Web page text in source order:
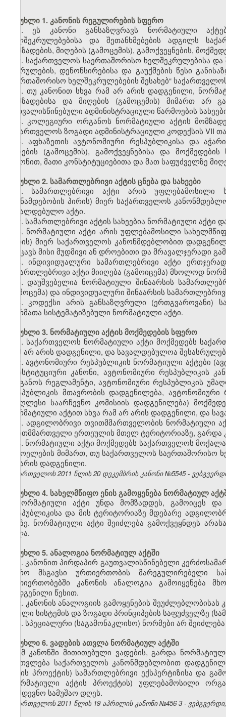
მუხლი 1. კანონის რეგულირების სფერო
1. ეს კანონი განსაზღვრავს ნორმატიული
ხელშეკრულებებისა და შეთანხმებების ადგილს
მომზადების, მიღების (გამოცემის), გამოქვეყნების,
2. საქართველოს საერთაშორისო ხელშეკრულებისა და
შესრულების, დენონსირებისა და გაუქმების წესი
საერთაშორისო ხელშეკრულებების შესახებ“
3. თუ კანონით სხვა რამ არ არის დადგენილი,
მომზადებისა და მიღების (გამოცემის) მიმართ არ
გათვალისწინებული ადმინისტრაციული წარმოების
4. კოლეგიური ორგანოს ნორმატიული აქტის
საქართველოს ზოგადი ადმინისტრაციული კოდექსის VII
5. აფხაზეთის ავტონომიური რესპუბლიკისა და
მიღების (გამოცემის), გამოქვეყნებისა და
კანონით, მათი კონსტიტუციებითა და მათ საფუძველზე
მუხლი 2. სამართლებრივი აქტის ცნება და სახეები
1. სამართლებრივი აქტი არის უფლებამოსილი
(თანამდებობის პირის) მიერ საქართველოს
სავალდებულო აქტი.
2. სამართლებრივი აქტის სახეებია ნორმატიული აქტი
3. ნორმატიული აქტი არის უფლებამოსილი
პირის) მიერ საქართველოს კანონმდებლობით
შეიცავს მისი მუდმივი ან დროებითი და მრავალჯერადი
4. ინდივიდუალური სამართლებრივი აქტი
სამართლებრივი აქტი მიიღება (გამოიცემა) მხოლოდ
5. დაუშვებელია ნორმატიული შინაარსის
(გამოცემა) და ინდივიდუალური შინაარსის
6. კოდექსი არის განსაზღვრული (ერთგვაროვანი)
ნორმათა სისტემატიზებული ნორმატიული აქტი.
მუხლი 3. ნორმატიული აქტის მოქმედების სფერო
1. საქართველოს ნორმატიული აქტი მოქმედებს
რამ არ არის დადგენილი, და სავალდებულოა
2. ავტონომიური რესპუბლიკის ნორმატიული აქტები
კონსტიტუციური კანონი, ავტონომიური რესპუბლიკის
ორგანოს რეგლამენტი, ავტონომიური რესპუბლიკის
რესპუბლიკის მთავრობის დადგენილება,
უმაღლესი საარჩევნო კომისიის დადგენილება)
ნორმატიული აქტით სხვა რამ არ არის დადგენილი, და
3. ადგილობრივი თვითმმართველობის ნორმატიული
თვითმმართველი ერთეულის მთელ ტერიტორიაზე, გარდა
4. ნორმატიული აქტი მოქმედებს საქართველოს
უცხოელების მიმართ, თუ საქართველოს საერთაშორისო
არ არის დადგენილი.
საქართველოს 2011 წლის 20 დეკემბრის კანონი №5545 -
მუხლი 4. სახელმწიფო ენის გამოყენება ნორმატიულ
ნორმატიული აქტი უნდა მომზადდეს, გამოიცეს
რესპუბლიკისა და მის ტერიტორიაზე მდებარე
ენაზე. ნორმატიული აქტი შეიძლება გამოქვეყნდეს
ძალა.
მუხლი 5. ანალოგია ნორმატიულ აქტში
1. კანონით პირდაპირ გაუთვალისწინებელი
უფრო მსგავსი ურთიერთობის მარეგულირებელი
ურთიერთობებში კანონის ანალოგია გამოიყენება
დადგენილი წესით.
2. კანონის ანალოგიის გამოყენების
მთელი სისტემის და ზოგადი პრინციპების საფუძველზე
3. სპეციალური (საგამონაკლისო) ნორმები არ
მუხლი 6. ვადების ათვლა ნორმატიულ აქტში
ამ კანონში მითითებული ვადების, გარდა
ჩაითვლება საქართველოს კანონმდებლობით
აქტის პროექტის) სამართლებრივი ექსპერტიზისა და
(ნორმატიული აქტის პროექტის) უფლებამოსილი
მომდევნო სამუშაო დღეს.
საქართველოს 2011 წლის 19 აპრილის კანონი №456 3 -